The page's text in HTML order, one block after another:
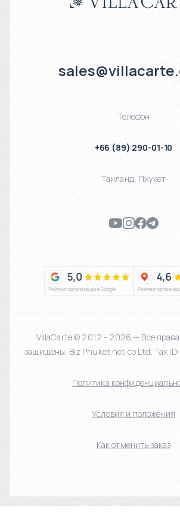
Телефон
+66 (89) 290-01-10
Таиланд, Пхукет
VillaCarte © 2012 - 2026 — Все
защищены. Biz Phuket.net co Ltd. Tax
Политика
Условия и положения
Как отменить заказ